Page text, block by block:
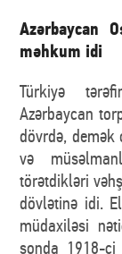
Azərbaycan
məhkum idi
Türkiyə
Azərbaycan
dövrdə, demək
və
törətdikləri
dövlətinə idi.
müdaxiləsi
sonda 1918-ci